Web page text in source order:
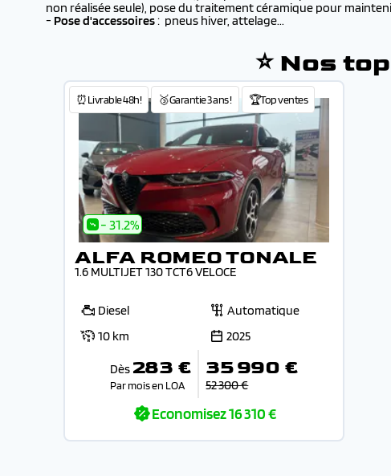
non réalisée seule), pose du traitement céramique pour
- Pose d'accessoires: pneus hiver, attelage...
⭐ Nos
⏰Livrable 48h! 🥉Garantie 3 ans ! 🏆Top ventes
- 31.2%
ALFA ROMEO TONALE
1.6 MULTIJET 130 TCT6 VELOCE
Diesel
Automatique
10 km
2025
Dès 283 €
Par mois en LOA
35 990 €
52 300 €
Economisez16 310 €